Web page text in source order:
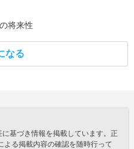
将来性
なる
基づき情報を掲載しています。正
よる掲載内容の確認を随時行って